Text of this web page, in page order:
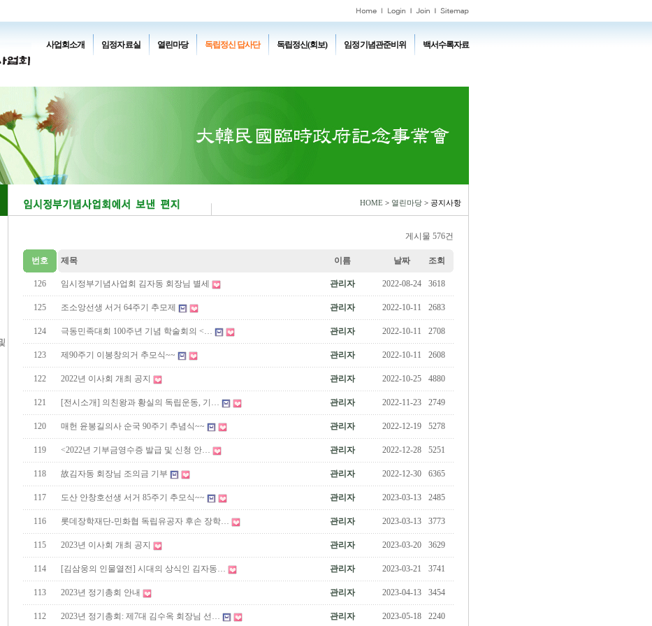
사업회소개 임정자료실 열린마당 독립정신 답사단 독립정신(회보) 임정기념관준비위 백서수록자료
HOME > 열린마당 > 공지사항
게시물 576건
번호 제목 이름 날짜 조회
126 임시정부기념사업회 김자동 회장님 별세 관리자 2022-08-24 3618
125 조소앙선생 서거 64주기 추모제 관리자 2022-10-11 2683
124 극동민족대회 100주년 기념 학술회의 <… 관리자 2022-10-11 2708
123 제90주기 이봉창의거 추모식~~ 관리자 2022-10-11 2608
122 2022년 이사회 개최 공지 관리자 2022-10-25 4880
121 [전시소개] 의친왕과 황실의 독립운동, 기… 관리자 2022-11-23 2749
120 매헌 윤봉길의사 순국 90주기 추념식~~ 관리자 2022-12-19 5278
119 <2022년 기부금영수증 발급 및 신청 안… 관리자 2022-12-28 5251
118 故김자동 회장님 조의금 기부 관리자 2022-12-30 6365
117 도산 안창호선생 서거 85주기 추모식~~ 관리자 2023-03-13 2485
116 롯데장학재단-민화협 독립유공자 후손 장학… 관리자 2023-03-13 3773
115 2023년 이사회 개최 공지 관리자 2023-03-20 3629
114 [김삼웅의 인물열전] 시대의 상식인 김자동… 관리자 2023-03-21 3741
113 2023년 정기총회 안내 관리자 2023-04-13 3454
112 2023년 정기총회: 제7대 김수옥 회장님 선… 관리자 2023-05-18 2240